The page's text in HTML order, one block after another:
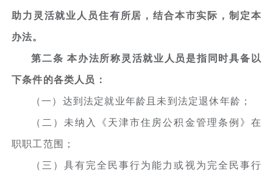
助力灵活就业人员住有所居，结合本市实际，制定本
办法。
第二条 本办法所称灵活就业人员是指同时具备以
下条件的各类人员：
（一）达到法定就业年龄且未到法定退休年龄；
（二）未纳入《天津市住房公积金管理条例》在
职职工范围；
（三）具有完全民事行为能力或视为完全民事行